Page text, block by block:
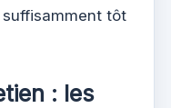
tôt
: les